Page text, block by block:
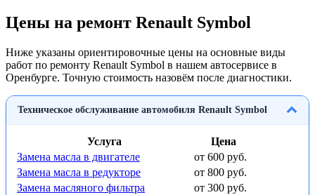
Цены на ремонт Renault Symbol
Ниже указаны ориентировочные цены на основные виды
работ по ремонту Renault Symbol в нашем автосервисе в
Оренбурге. Точную стоимость назовём после диагностики.
Техническое обслуживание автомобиля Renault Symbol
Услуга
Цена
Замена масла в двигателе
от 600 руб.
Замена масла в редукторе
от 800 руб.
Замена масляного фильтра
от 300 руб.